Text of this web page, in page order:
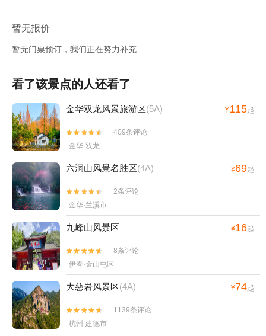
暂无报价
暂无门票预订，我们正在努力补充
看了该景点的人还看了
金华双龙风景旅游区(5A) ¥115起


409条评论
金华·双龙
六洞山风景名胜区(4A) ¥69起


2条评论
金华·兰溪市
九峰山风景区 ¥16起


8条评论
伊春·金山屯区
大慈岩风景区(4A) ¥74起


1139条评论
杭州·建德市